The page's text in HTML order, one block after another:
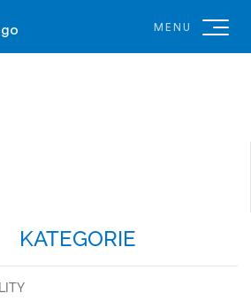
MENU
KATEGORIE